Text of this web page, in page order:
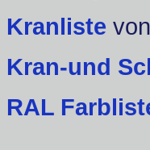
Kranliste
Kran-und
RAL